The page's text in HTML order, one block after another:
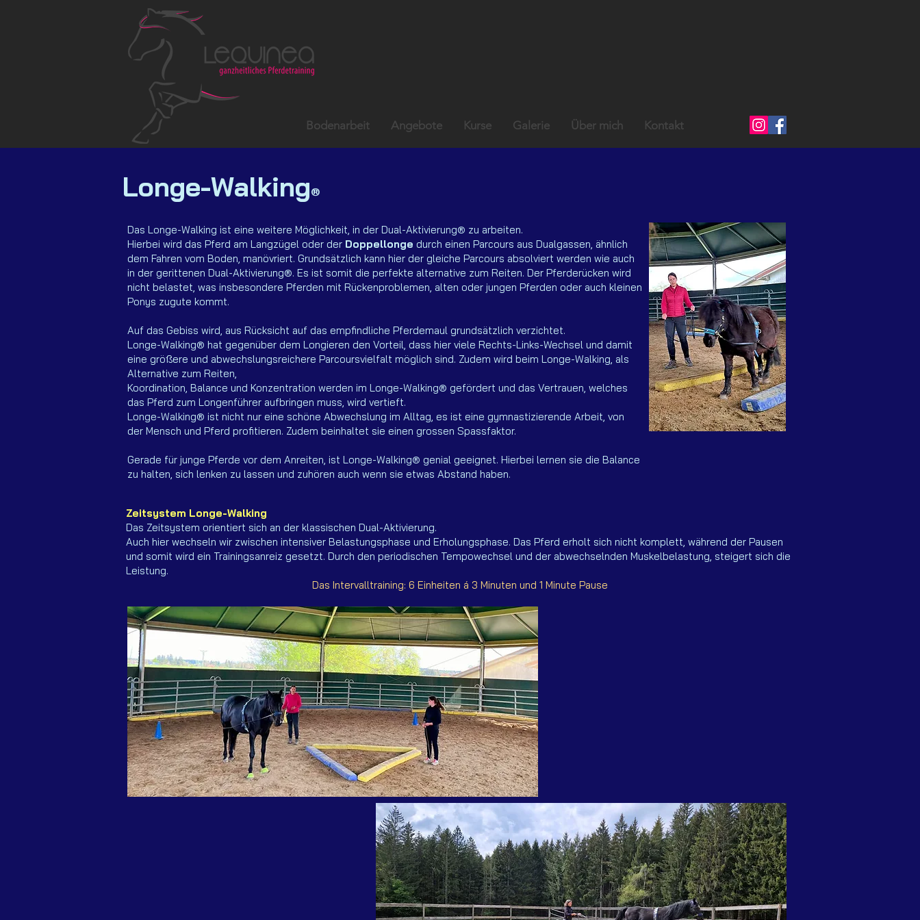
Bodenarbeit Angebote Kurse Galerie Über mich Kontakt
Longe-Walking®
Das Longe-Walking ist eine weitere Möglichkeit, in der Dual-Aktivierung® zu arbeiten.
Hierbei wird das Pferd am Langzügel oder der Doppellonge durch einen Parcours aus Dualgassen, ähnlich
dem Fahren vom Boden, manövriert. Grundsätzlich kann hier der gleiche Parcours absolviert werden wie auch
in der gerittenen Dual-Aktivierung®. Es ist somit die perfekte alternative zum Reiten. Der Pferderücken wird
nicht belastet, was insbesondere Pferden mit Rückenproblemen, alten oder jungen Pferden oder auch kleinen
Ponys zugute kommt.
Auf das Gebiss wird, aus Rücksicht auf das empfindliche Pferdemaul grundsätzlich verzichtet.
Longe-Walking® hat gegenüber dem Longieren den Vorteil, dass hier viele Rechts-Links-Wechsel und damit
eine größere und abwechslungsreichere Parcoursvielfalt möglich sind. Zudem wird beim Longe-Walking, als
Alternative zum Reiten,
Koordination, Balance und Konzentration werden im Longe-Walking® gefördert und das Vertrauen, welches
das Pferd zum Longenführer aufbringen muss, wird vertieft.
Longe-Walking® ist nicht nur eine schöne Abwechslung im Alltag, es ist eine gymnastizierende Arbeit, von
der Mensch und Pferd profitieren. Zudem beinhaltet sie einen grossen Spassfaktor.
Gerade für junge Pferde vor dem Anreiten, ist Longe-Walking® genial geeignet. Hierbei lernen sie die Balance
zu halten, sich lenken zu lassen und zuhören auch wenn sie etwas Abstand haben.
Zeitsystem Longe-Walking
Das Zeitsystem orientiert sich an der klassischen Dual-Aktivierung.
Auch hier wechseln wir zwischen intensiver Belastungsphase und Erholungsphase. Das Pferd erholt sich nicht komplett, während der Pausen
und somit wird ein Trainingsanreiz gesetzt. Durch den periodischen Tempowechsel und der abwechselnden Muskelbelastung, steigert sich die
Leistung.
Das Intervalltraining: 6 Einheiten á 3 Minuten und 1 Minute Pause